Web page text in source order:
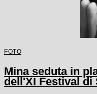
FOTO
Mina seduta in
dell'XI Festival di